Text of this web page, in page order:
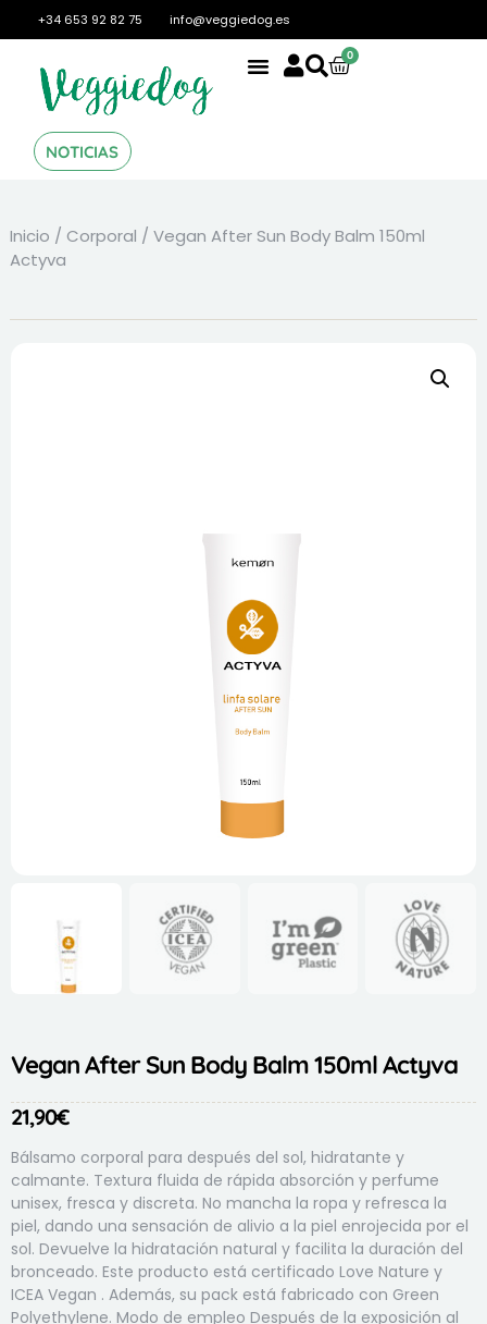
+34 653 92 82 75 info@veggiedog.es
0
NOTICIAS
Inicio / Corporal / Vegan After Sun Body Balm 150ml
Actyva
Vegan After Sun Body Balm 150ml Actyva
21,90€
Bálsamo corporal para después del sol, hidratante y
calmante. Textura fluida de rápida absorción y perfume
unisex, fresca y discreta. No mancha la ropa y refresca la
piel, dando una sensación de alivio a la piel enrojecida por el
sol. Devuelve la hidratación natural y facilita la duración del
bronceado. Este producto está certificado Love Nature y
ICEA Vegan . Además, su pack está fabricado con Green
Polyethylene. Modo de empleo Después de la exposición al